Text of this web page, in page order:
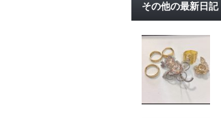
その他の最新日記